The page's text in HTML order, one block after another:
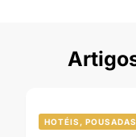
HOTÉIS,